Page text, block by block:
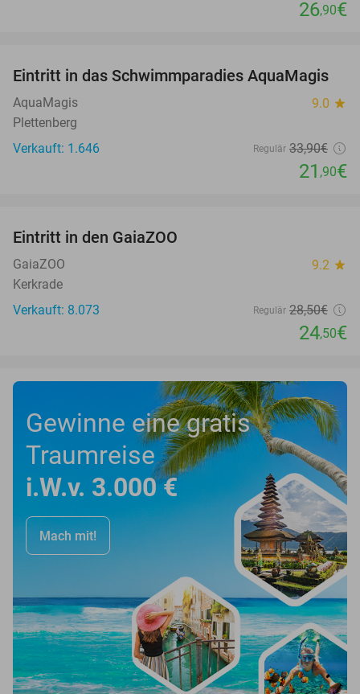
26,90€
35%
Eintritt in das Schwimmparadies AquaMagis
AquaMagis 9.0 star
Plettenberg
Verkauft: 1.646
Regulär 33,90€
21 ,90€
Eintritt in den GaiaZOO
GaiaZOO 9.2 star
Kerkrade
Verkauft: 8.073
Regulär 28,50€
24,50€
Gewinne eine gratis
Traumreise
i.W.v. 3.000 €
Mach mit!